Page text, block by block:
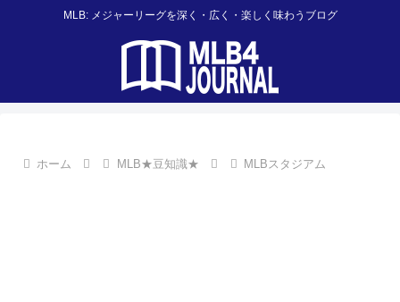
MLB: メジャーリーグを深く・広く・楽しく味わうブログ
ホーム MLB★豆知識★ MLBスタジアム